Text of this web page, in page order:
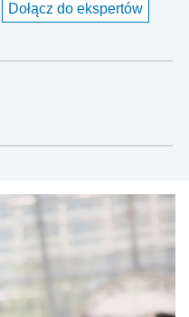
Dołącz do ekspertów